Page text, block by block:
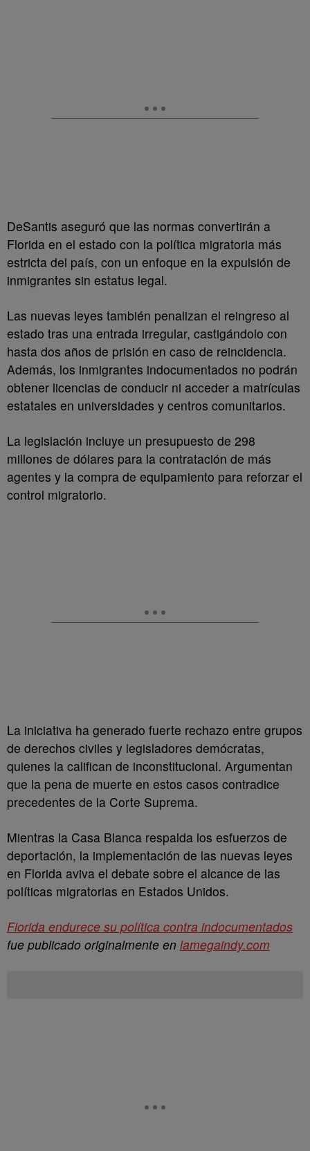
DeSantis aseguró que las normas convertirán a
Florida en el estado con la política migratoria más
estricta del país, con un enfoque en la expulsión de
inmigrantes sin estatus legal.
Las nuevas leyes también penalizan el reingreso al
estado tras una entrada irregular, castigándolo con
hasta dos años de prisión en caso de reincidencia.
Además, los inmigrantes indocumentados no podrán
obtener licencias de conducir ni acceder a matrículas
estatales en universidades y centros comunitarios.
La legislación incluye un presupuesto de 298
millones de dólares para la contratación de más
agentes y la compra de equipamiento para reforzar el
control migratorio.
La iniciativa ha generado fuerte rechazo entre grupos
de derechos civiles y legisladores demócratas,
quienes la califican de inconstitucional. Argumentan
que la pena de muerte en estos casos contradice
precedentes de la Corte Suprema.
Mientras la Casa Blanca respalda los esfuerzos de
deportación, la implementación de las nuevas leyes
en Florida aviva el debate sobre el alcance de las
políticas migratorias en Estados Unidos.
Florida endurece su política contra indocumentados
fue publicado originalmente en lamegaindy.com